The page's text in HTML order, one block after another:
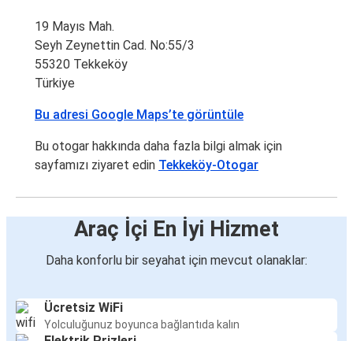
19 Mayıs Mah.
Seyh Zeynettin Cad. No:55/3
55320 Tekkeköy
Türkiye
Bu adresi Google Maps’te görüntüle
Bu otogar hakkında daha fazla bilgi almak için
sayfamızı ziyaret edin Tekkeköy-Otogar
Araç İçi En İyi Hizmet
Daha konforlu bir seyahat için mevcut olanaklar:
Ücretsiz WiFi
Yolculuğunuz boyunca bağlantıda kalın